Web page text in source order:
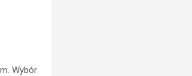
Wybór